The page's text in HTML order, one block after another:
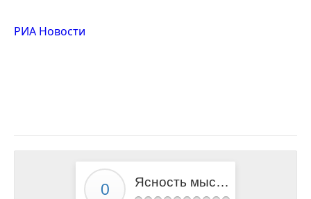
РИА Новости
Ясность мысли